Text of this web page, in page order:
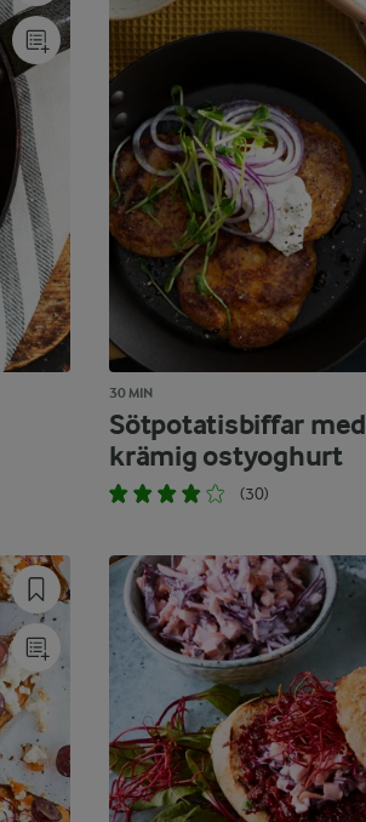
30 MIN
Sötpotatisbiffar med
krämig ostyoghurt
(30)